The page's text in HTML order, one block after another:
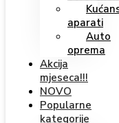
aparati
Auto
oprema
Akcija
mjeseca!!!
NOVO
Popularne
kategorije